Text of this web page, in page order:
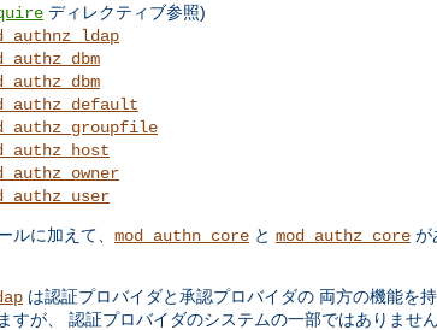
ディレクティブ参照)
ルに加えて、 mod_authn_core と mod_authz_core が
は認証プロバイダと承認プロバイダの 両方の機能を
すが、 認証プロバイダのシステムの一部ではありま